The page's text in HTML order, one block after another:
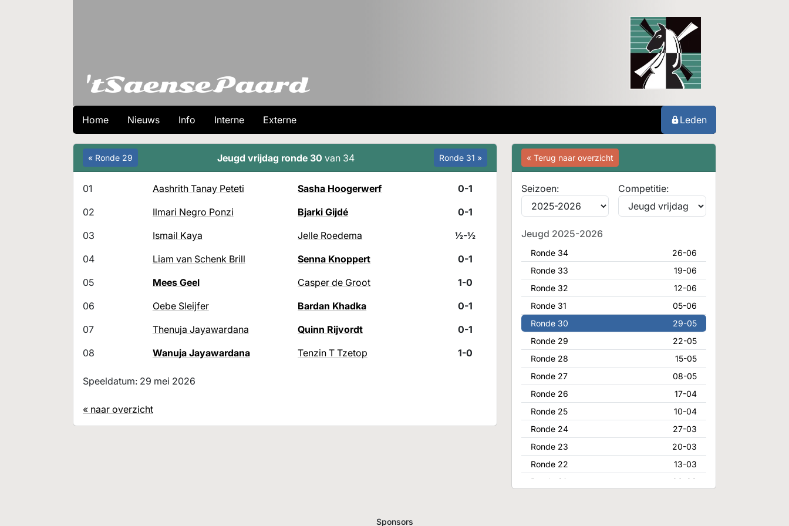
Home Nieuws Info Interne Externe Leden
« Ronde 29 Jeugd vrijdag ronde 30 van 34 Ronde 31 »
01 Aashrith Tanay Peteti 0-1
Sasha Hoogerwerf
02
Ilmari Negro Ponzi 0-1
Bjarki Gijdé
03
Ismail Kaya ½-½
Jelle Roedema
04
Liam van Schenk Brill 0-1
Senna Knoppert
05
Mees Geel 1-0
Casper de Groot
06
Oebe Sleijfer 0-1
Bardan Khadka
07
Thenuja Jayawardana 0-1
Quinn Rijvordt
08
Wanuja Jayawardana 1-0
Tenzin T Tzetop
Speeldatum: 29 mei 2026
« naar overzicht
« Terug naar overzicht
Seizoen: Competitie:
Jeugd 2025-2026
Ronde 34
26-06
Ronde 33
19-06
Ronde 32
12-06
Ronde 31
05-06
Ronde 30
29-05
Ronde 29
22-05
Ronde 28
15-05
Ronde 27
08-05
Ronde 26
17-04
Ronde 25
10-04
Ronde 24
27-03
Ronde 23
20-03
Ronde 22
13-03
Ronde 21
06-03
Sponsors